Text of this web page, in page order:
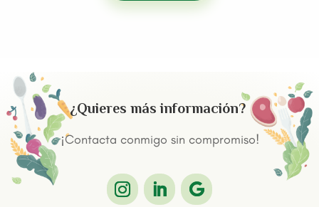
¿Quieres más información?
¡Contacta conmigo sin compromiso!